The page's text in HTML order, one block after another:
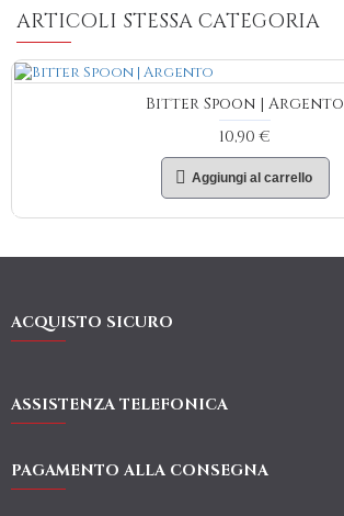
ARTICOLI STESSA CATEGORIA
Bitter Spoon | Argento
10,90 €
Aggiungi al carrello
ACQUISTO SICURO
ASSISTENZA TELEFONICA
PAGAMENTO ALLA CONSEGNA